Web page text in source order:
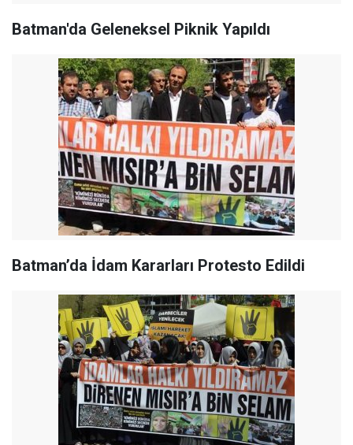
Batman'da Geleneksel Piknik Yapıldı
Batman’da İdam Kararları Protesto Edildi